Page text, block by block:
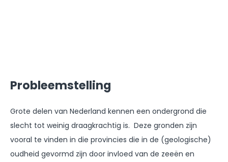
Probleemstelling
Grote delen van Nederland kennen een ondergrond die
slecht tot weinig draagkrachtig is. Deze gronden zijn
vooral te vinden in die provincies die in de (geologische)
oudheid gevormd zijn door invloed van de zeeën en